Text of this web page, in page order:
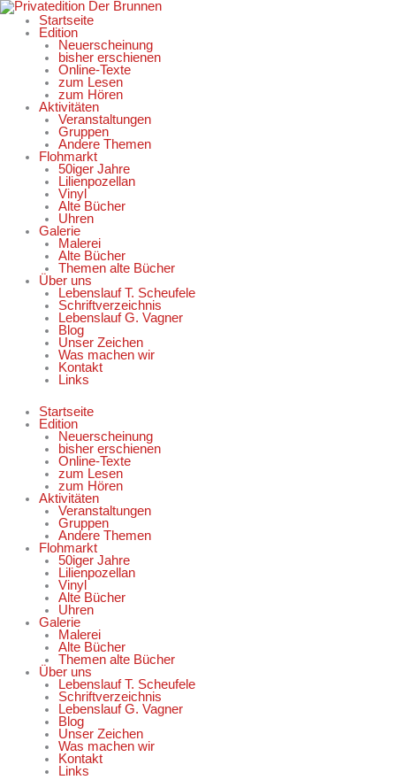
Zum
Inhalt
springen
Startseite
Edition
Neuerscheinung
bisher erschienen
Online-Texte
zum Lesen
zum Hören
Aktivitäten
Veranstaltungen
Gruppen
Andere Themen
Flohmarkt
50iger Jahre
Lilienpozellan
Vinyl
Alte Bücher
Uhren
Galerie
Malerei
Alte Bücher
Themen alte Bücher
Über uns
Lebenslauf T. Scheufele
Schriftverzeichnis
Lebenslauf G. Vagner
Blog
Unser Zeichen
Was machen wir
Kontakt
Links
Startseite
Edition
Neuerscheinung
bisher erschienen
Online-Texte
zum Lesen
zum Hören
Aktivitäten
Veranstaltungen
Gruppen
Andere Themen
Flohmarkt
50iger Jahre
Lilienpozellan
Vinyl
Alte Bücher
Uhren
Galerie
Malerei
Alte Bücher
Themen alte Bücher
Über uns
Lebenslauf T. Scheufele
Schriftverzeichnis
Lebenslauf G. Vagner
Blog
Unser Zeichen
Was machen wir
Kontakt
Links